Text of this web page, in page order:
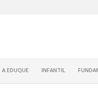
A EDUQUE INFANTIL